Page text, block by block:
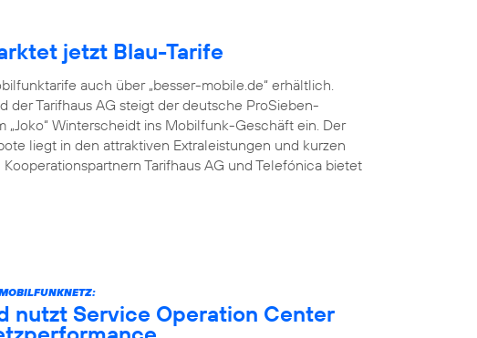
jetzt Blau-Tarife
auch über „besser-mobile.de“ erhältlich.
der Tarifhaus AG steigt der deutsche ProSieben-
„Joko“ Winterscheidt ins Mobilfunk-Geschäft ein. Der
liegt in den attraktiven Extraleistungen und kurzen
Tarifhaus AG und Telefónica bietet
nutzt Service Operation Center